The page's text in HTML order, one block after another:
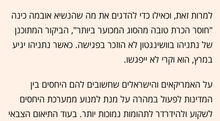
למרות זאת, וכאילו כדי להדגים את מה שהנשיא אובמה כינה
"חוסר הכרת טובה מהסוג המכוער ביותר", הביקור המתוכנן
של נתניהו בוושינגטון לא הוזכר בפגישה. כאשר נתניהו יגיע
במרץ, הוא וקרי לא ייפגשו.
על האמריקאים והישראלים שחשובים להם היחסים בין
המדינות לפעול במהרה על מנת למנוע ממערכת היחסים
לשקוע ולהידרדר לתהומות נמוכות יותר. בעוד התיאום הצבאי